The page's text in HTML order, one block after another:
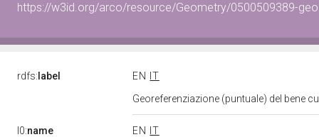
https://w3id.org/arco/resource/Geometry/0500509389-
rdfs: label EN
IT
Georeferenziazione (puntuale) del bene
l0:name EN
IT